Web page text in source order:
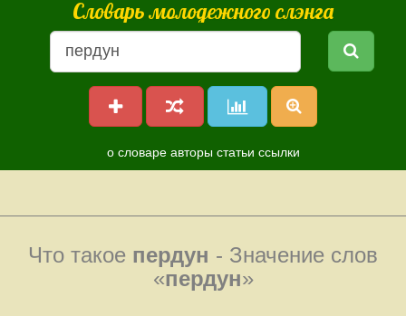
Словарь молодежного слэнга
о словаре авторы статьи ссылки
Что такое пердун - Значение слов
«пердун»